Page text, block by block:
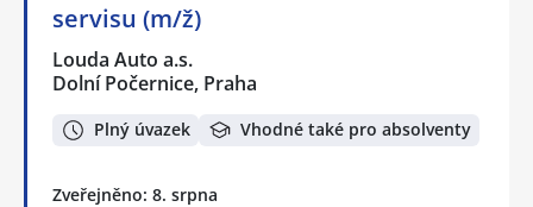
servisu (m/ž)
Louda Auto a.s.
Dolní Počernice, Praha
Plný úvazek Vhodné také pro absolventy
Zveřejněno: 8. srpna